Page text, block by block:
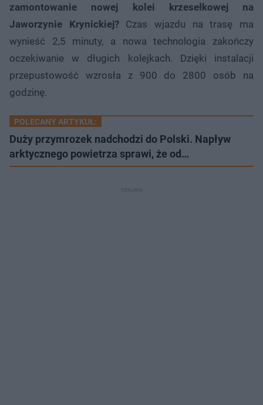
zamontowanie nowej kolei krzesełkowej na
Jaworzynie Krynickiej?Czas wjazdu na trasę ma
wynieść 2,5 minuty, a nowa technologia zakończy
oczekiwanie w długich kolejkach. Dzięki instalacji
przepustowość wzrosła z 900 do 2800 osób na
godzinę.
POLECANY ARTYKUŁ:
Duży przymrozek nadchodzi do Polski. Napływ
arktycznego powietrza sprawi, że od…